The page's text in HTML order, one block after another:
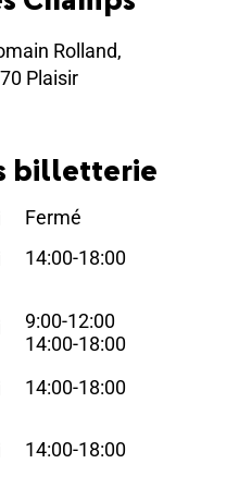
Rolland,
Plaisir
billetterie
Fermé
14:00-18:00
9:00-12:00
14:00-18:00
14:00-18:00
14:00-18:00